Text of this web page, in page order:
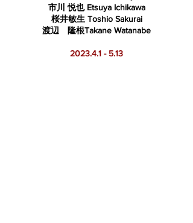
市川 悦也 Etsuya Ichikawa
桜井敏生 Toshio Sakurai
渡辺 隆根Takane Watanabe
2023.4.1 - 5.13